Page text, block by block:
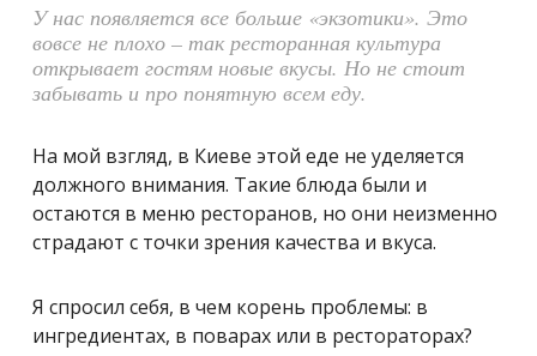
У нас появляется все больше «экзотики». Это
вовсе не плохо – так ресторанная культура
открывает гостям новые вкусы. Но не стоит
забывать и про понятную всем еду.
На мой взгляд, в Киеве этой еде не уделяется
должного внимания. Такие блюда были и
остаются в меню ресторанов, но они неизменно
страдают с точки зрения качества и вкуса.
Я спросил себя, в чем корень проблемы: в
ингредиентах, в поварах или в рестораторах?